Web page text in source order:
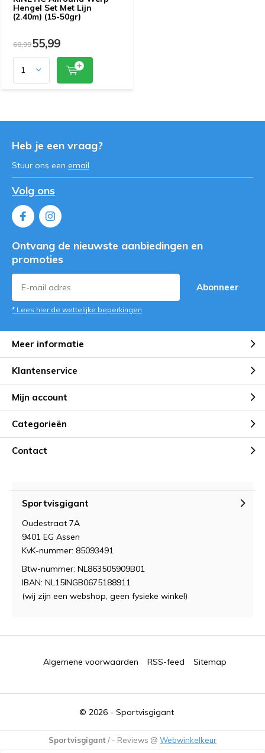
Hengel Set Met Lijn
(2.40m) (15-50gr)
68,9955,99
Heb je een vraag?
Stuur ons een email
Volg ons
Ontvang de nieuwste aanbiedingen en
promoties
Abonneer
* Lees hier de wettelijke beperkingen
Meer informatie
Klantenservice
Mijn account
Categorieën
Contact
Sportvisgigant
Oudestraat 7A
9401 EG Assen
KvK-nummer: 85093491
Btw-nummer: NL863505909B01
IBAN: NL15INGB0675188911
(wij zijn een webshop, geen fysieke winkel)
© 2026 - Sportvisgigant
Algemene voorwaarden RSS-feed Sitemap
Sportvisgigant/ - Reviews @ Webwinkelkeur